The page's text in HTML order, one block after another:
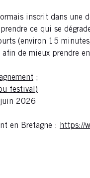
inscrit dans une
ce qui se
(environ 15
de mieux prendre
;
festival)
juin 2026
en Bretagne : https://